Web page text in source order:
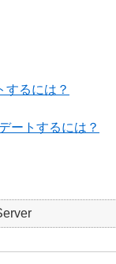
するには？
ートするには？